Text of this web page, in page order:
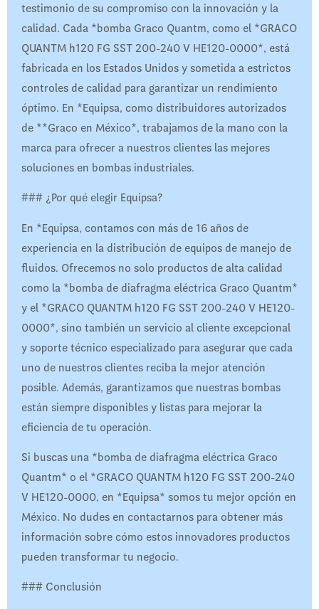
testimonio de su compromiso con la innovación y la
calidad. Cada *bomba Graco Quantm, como el *GRACO
QUANTM h120 FG SST 200-240 V HE120-0000*, está
fabricada en los Estados Unidos y sometida a estrictos
controles de calidad para garantizar un rendimiento
óptimo. En *Equipsa, como distribuidores autorizados
de **Graco en México*, trabajamos de la mano con la
marca para ofrecer a nuestros clientes las mejores
soluciones en bombas industriales.
### ¿Por qué elegir Equipsa?
En *Equipsa, contamos con más de 16 años de
experiencia en la distribución de equipos de manejo de
fluidos. Ofrecemos no solo productos de alta calidad
como la *bomba de diafragma eléctrica Graco Quantm*
y el *GRACO QUANTM h120 FG SST 200-240 V HE120-
0000*, sino también un servicio al cliente excepcional
y soporte técnico especializado para asegurar que cada
uno de nuestros clientes reciba la mejor atención
posible. Además, garantizamos que nuestras bombas
están siempre disponibles y listas para mejorar la
eficiencia de tu operación.
Si buscas una *bomba de diafragma eléctrica Graco
Quantm* o el *GRACO QUANTM h120 FG SST 200-240
V HE120-0000, en *Equipsa* somos tu mejor opción en
México. No dudes en contactarnos para obtener más
información sobre cómo estos innovadores productos
pueden transformar tu negocio.
### Conclusión